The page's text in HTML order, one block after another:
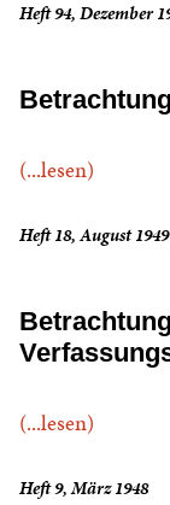
Heft 94, Dezember
(...lesen)
Heft 18, August 1949
(...lesen)
Heft 9, März 1948